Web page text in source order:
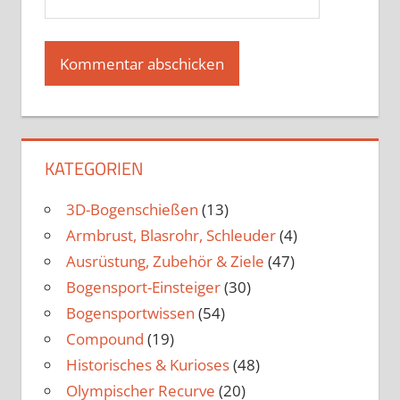
KATEGORIEN
3D-Bogenschießen (13)
Armbrust, Blasrohr, Schleuder(4)
Ausrüstung, Zubehör & Ziele (47)
Bogensport-Einsteiger(30)
Bogensportwissen (54)
Compound (19)
Historisches & Kurioses(48)
Olympischer Recurve (20)